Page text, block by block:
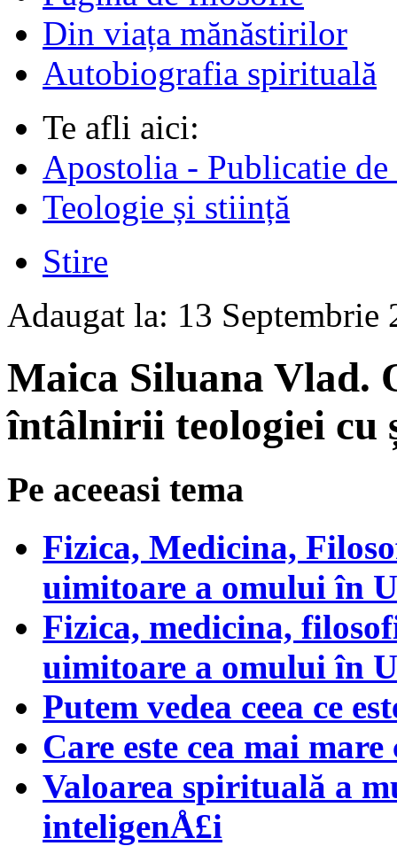
Din viața mănăstirilor
Autobiografia spirituală
Te afli aici:
Apostolia - Publicatie
Teologie și stiință
Stire
Adaugat la: 13 Septembrie
Maica Siluana Vlad.
întâlnirii teologiei cu
Pe aceeasi tema
Fizica, Medicina,
uimitoare a omului în
Fizica, medicina,
uimitoare a omului în
Putem vedea ceea ce
Care este cea mai
Valoarea spirituală a
inteligenÅ£i